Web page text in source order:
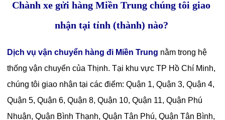
Chành xe gửi hàng Miền Trung chúng tôi giao
nhận tại tỉnh (thành) nào?
Dịch vụ vận chuyển hàng đi Miền Trung nằm trong hệ
thống vận chuyển của Thịnh. Tại khu vực TP Hồ Chí Minh,
chúng tôi giao nhận tại các điểm: Quận 1, Quận 3, Quận 4,
Quận 5, Quận 6, Quận 8, Quận 10, Quận 11, Quận Phú
Nhuận, Quận Bình Thạnh, Quận Tân Phú, Quận Tân Bình,